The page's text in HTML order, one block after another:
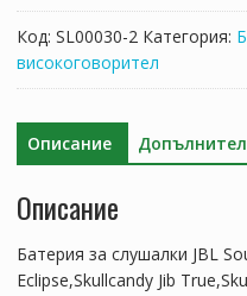
JBL
FW5,Jabra
Eclipse,Skullcandy
True,Skullcandy
True
2
Код: SL00030-2 Категория:
високоговорител
Описание
Описание
Батерия за слушалки JBL
Eclipse,Skullcandy Jib